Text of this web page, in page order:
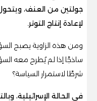
جولتين من العنف،
لإعادة إنتاج التوتر.
ومن هذه الزاوية يصبح
ساذجًا إذا لم يُطرح معه
شرطًا لاستمرار السياسة؟
في الحالة الإسرائيلية،